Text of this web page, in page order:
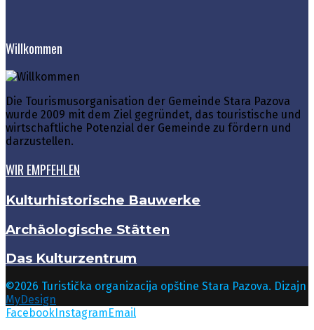
Willkommen
Die Tourismusorganisation der Gemeinde Stara Pazova
wurde 2009 mit dem Ziel gegründet, das touristische und
wirtschaftliche Potenzial der Gemeinde zu fördern und
darzustellen.
WIR EMPFEHLEN
Kulturhistorische Bauwerke
Archäologische Stätten
Das Kulturzentrum
©2026 Turistička organizacija opštine Stara Pazova. Dizajn
MyDesign
FacebookInstagramEmail